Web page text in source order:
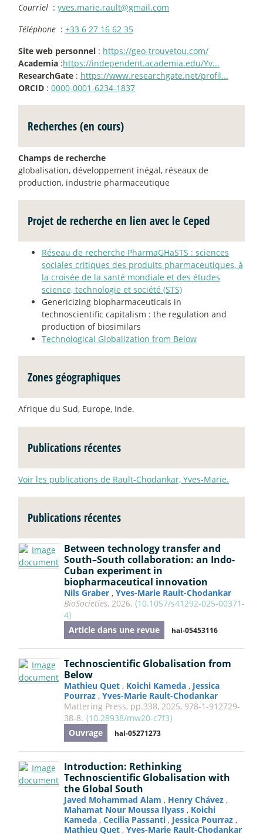
Courriel : yves.marie.rault@gmail.com
Téléphone : +33 6 27 16 62 35
Site web personnel : https://geo-trouvetou.com/
Academia :https://independent.academia.edu/Yv...
ResearchGate : https://www.researchgate.net/profil...
ORCID : 0000-0001-6234-1837
Recherches (en cours)
Champs de recherche
globalisation, développement inégal, réseaux de
production, industrie pharmaceutique
Projet de recherche en lien avec le Ceped
Réseau de recherche PharmaGHaSTS : sciences
sociales critiques des produits pharmaceutiques, à
la croisée de la santé mondiale et des études
science, technologie et société (STS)
Genericizing biopharmaceuticals in
technoscientific capitalism : the regulation and
production of biosimilars
Technological Globalization from Below
Zones géographiques
Afrique du Sud, Europe, Inde.
Publications récentes
Voir les publications de Rault-Chodankar, Yves-Marie.
Publications récentes
Between technology transfer and
South–South collaboration: an Indo-
Cuban experiment in
biopharmaceutical innovation
Nils Graber , Yves-Marie Rault-Chodankar
BioSocieties, 2026, ⟨10.1057/s41292-025-00371-
4⟩
Article dans une revue
hal-05453116
Technoscientific Globalisation from
Below
Mathieu Quet , Koichi Kameda , Jessica
Pourraz , Yves-Marie Rault-Chodankar
Mattering Press, pp.338, 2025, 978-1-912729-
38-8. ⟨10.28938/mw20-c7f3⟩
Ouvrage
hal-05271273
Introduction: Rethinking
Technoscientific Globalisation with
the Global South
Javed Mohammad Alam , Henry Chávez ,
Mahamat Nour Moussa Ilyass , Koichi
Kameda , Cecilia Passanti , Jessica Pourraz ,
Mathieu Quet , Yves-Marie Rault-Chodankar